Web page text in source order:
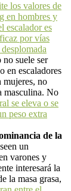
los valores de
en hombres y
escalador es
por vías
suele ser
en escaladores
mujeres, no
masculina. No
se eleva o se
peso extra
de la
un
varones y
interesará la
la masa grasa,